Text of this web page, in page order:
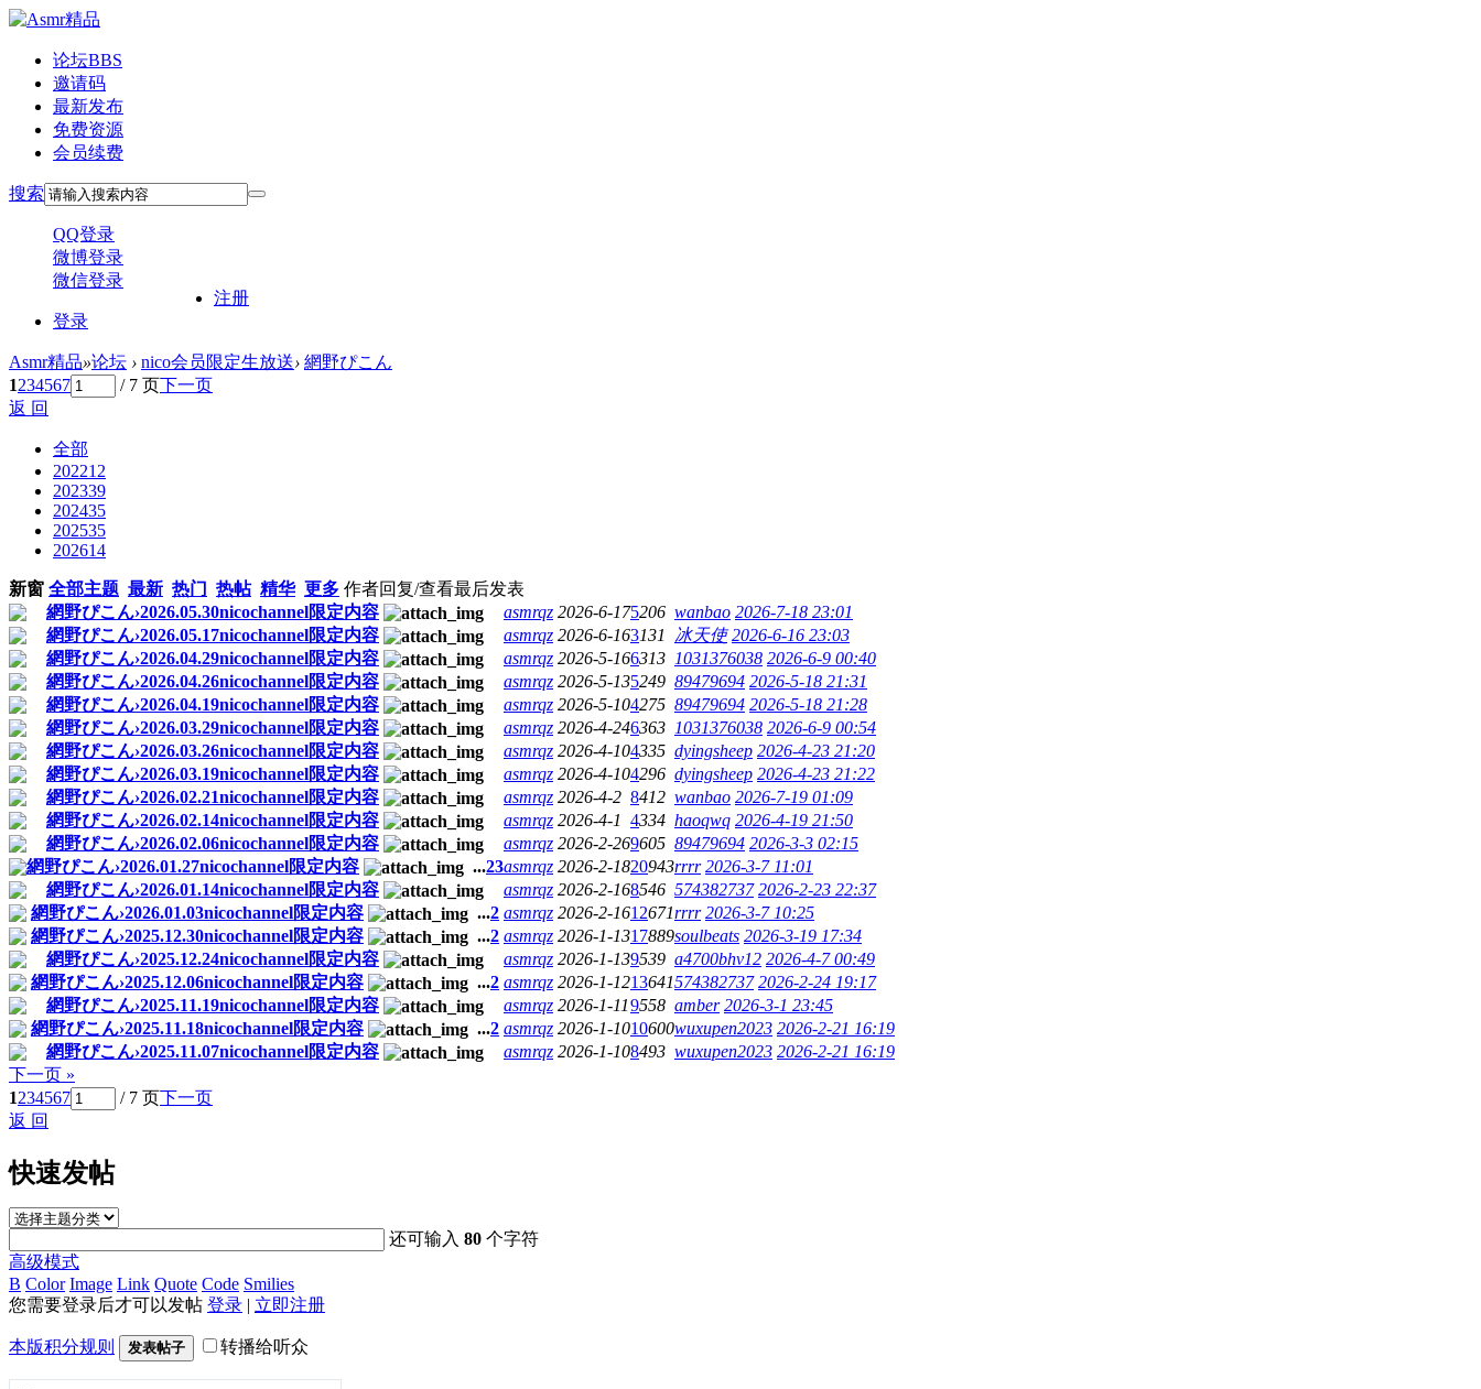
论坛BBS
邀请码
最新发布
免费资源
会员续费
搜索
QQ登录
微博登录
微信登录
注册
登录
Asmr精品»论坛 › nico会员限定生放送› 網野ぴこん
1234567 / 7 页下一页
返 回
全部
202212
202339
202435
202535
202614
新窗 全部主题 最新 热门 热帖 精华 更多 作者回复/查看最后发表
網野ぴこん›2026.05.30nicochannel限定内容
asmrqz 2026-6-175206 wanbao 2026-7-18 23:01
網野ぴこん›2026.05.17nicochannel限定内容
asmrqz 2026-6-163131 冰天使 2026-6-16 23:03
網野ぴこん›2026.04.29nicochannel限定内容
asmrqz 2026-5-166313 1031376038 2026-6-9 00:40
網野ぴこん›2026.04.26nicochannel限定内容
asmrqz 2026-5-135249 89479694 2026-5-18 21:31
網野ぴこん›2026.04.19nicochannel限定内容
asmrqz 2026-5-104275 89479694 2026-5-18 21:28
網野ぴこん›2026.03.29nicochannel限定内容
asmrqz 2026-4-246363 1031376038 2026-6-9 00:54
網野ぴこん›2026.03.26nicochannel限定内容
asmrqz 2026-4-104335 dyingsheep 2026-4-23 21:20
網野ぴこん›2026.03.19nicochannel限定内容
asmrqz 2026-4-104296 dyingsheep 2026-4-23 21:22
網野ぴこん›2026.02.21nicochannel限定内容
asmrqz 2026-4-2 8412 wanbao 2026-7-19 01:09
網野ぴこん›2026.02.14nicochannel限定内容
asmrqz 2026-4-1 4334 haoqwq 2026-4-19 21:50
網野ぴこん›2026.02.06nicochannel限定内容
asmrqz 2026-2-269605 89479694 2026-3-3 02:15
網野ぴこん›2026.01.27nicochannel限定内容
...23asmrqz 2026-2-1820943rrrr 2026-3-7 11:01
網野ぴこん›2026.01.14nicochannel限定内容
asmrqz 2026-2-168546 574382737 2026-2-23 22:37
網野ぴこん›2026.01.03nicochannel限定内容
...2 asmrqz 2026-2-1612671rrrr 2026-3-7 10:25
網野ぴこん›2025.12.30nicochannel限定内容
...2 asmrqz 2026-1-1317889soulbeats 2026-3-19 17:34
網野ぴこん›2025.12.24nicochannel限定内容
asmrqz 2026-1-139539 a4700bhv12 2026-4-7 00:49
網野ぴこん›2025.12.06nicochannel限定内容
...2 asmrqz 2026-1-1213641574382737 2026-2-24 19:17
網野ぴこん›2025.11.19nicochannel限定内容
asmrqz 2026-1-119558 amber 2026-3-1 23:45
網野ぴこん›2025.11.18nicochannel限定内容
...2 asmrqz 2026-1-1010600wuxupen2023 2026-2-21 16:19
網野ぴこん›2025.11.07nicochannel限定内容
asmrqz 2026-1-108493 wuxupen2023 2026-2-21 16:19
下一页 »
1234567 / 7 页下一页
返 回
快速发帖
还可输入80 个字符
高级模式
B Color Image Link Quote Code Smilies
您需要登录后才可以发帖 登录 | 立即注册
本版积分规则 发表帖子 转播给听众